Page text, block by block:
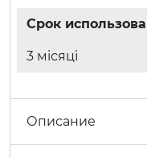
Срок
3 місяці
Описание